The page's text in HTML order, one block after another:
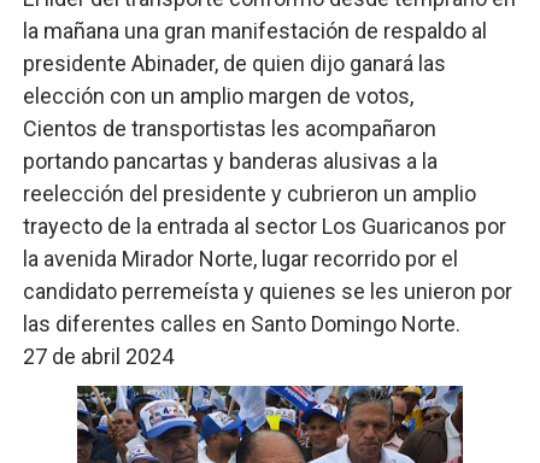
la mañana una gran manifestación de respaldo al
presidente Abinader, de quien dijo ganará las
elección con un amplio margen de votos,
Cientos de transportistas les acompañaron
portando pancartas y banderas alusivas a la
reelección del presidente y cubrieron un amplio
trayecto de la entrada al sector Los Guaricanos por
la avenida Mirador Norte, lugar recorrido por el
candidato perremeísta y quienes se les unieron por
las diferentes calles en Santo Domingo Norte.
27 de abril 2024